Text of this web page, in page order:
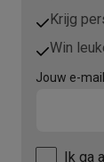
Krijg
Win
Jouw e-
Ik ga